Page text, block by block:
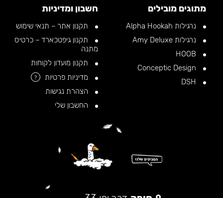
מתוגים מובילים
נרגילות Alpha Hookah
נרגילות Amy Deluxe
חשבון ומדיניות
תקנון אתר – תנאי שימוש
תקנון גיפטכארד – כרטיס
מתנה
תקנון מועדון לקוחות
מדיניות פרטיות
?
הצהרת נגישות
החשבון שלי